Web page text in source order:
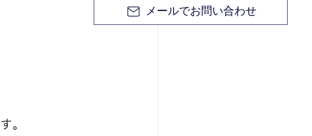
メールでお問い合わせ
。